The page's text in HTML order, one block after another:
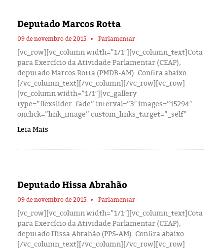
Deputado Marcos Rotta
09 de novembro de 2015 Parlamentar
[vc_row][vc_column width=”1/1″][vc_column_text]Cota
para Exercício da Atividade Parlamentar (CEAP),
deputado Marcos Rotta (PMDB-AM). Confira abaixo.
[/vc_column_text][/vc_column][/vc_row][vc_row]
[vc_column width=”1/1″][vc_gallery
type=”flexslider_fade” interval=”3″ images=”15294″
onclick=”link_image” custom_links_target=”_self”
Leia Mais
Deputado Hissa Abrahão
09 de novembro de 2015 Parlamentar
[vc_row][vc_column width=”1/1″][vc_column_text]Cota
para Exercício da Atividade Parlamentar (CEAP),
deputado Hissa Abrahão (PPS-AM). Confira abaixo.
[/vc_column_text][/vc_column][/vc_row][vc_row]